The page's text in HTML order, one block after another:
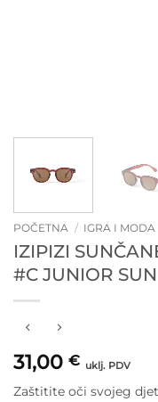
POČETNA / IGRA I MODA
IZIPIZI
#C JUNIOR
31,00 € uklj. PDV
Zaštitite oči svojeg